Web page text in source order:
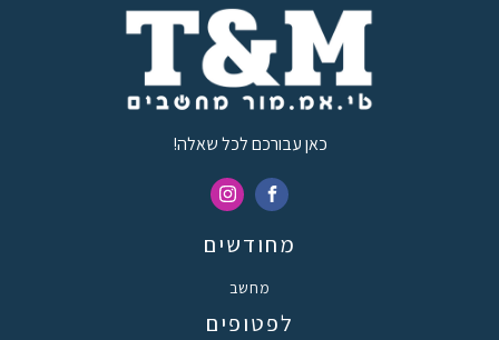
כאן עבורכם לכל שאלה!
מחודשים
מחשב
לפטופים